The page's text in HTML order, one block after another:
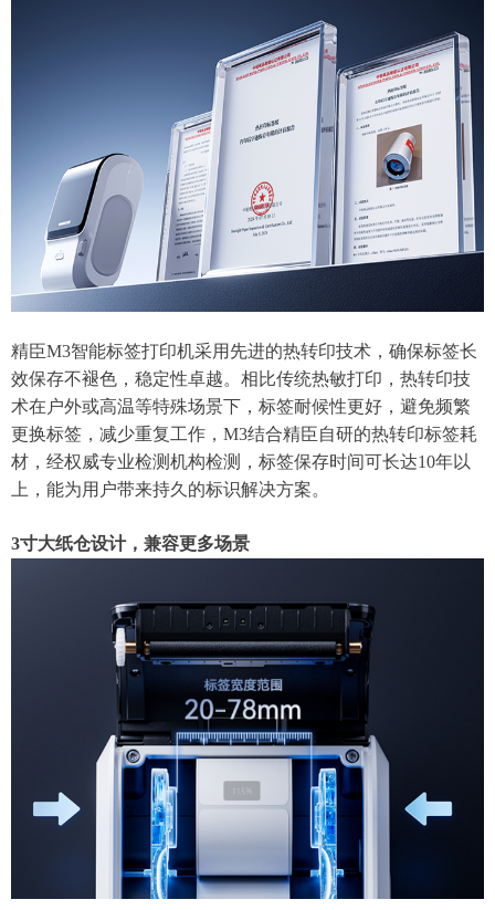
精臣M3智能标签打印机采用先进的热转印技术，确保标签长
效保存不褪色，稳定性卓越。相比传统热敏打印，热转印技
术在户外或高温等特殊场景下，标签耐候性更好，避免频繁
更换标签，减少重复工作，M3结合精臣自研的热转印标签耗
材，经权威专业检测机构检测，标签保存时间可长达10年以
上，能为用户带来持久的标识解决方案。
3寸大纸仓设计，兼容更多场景